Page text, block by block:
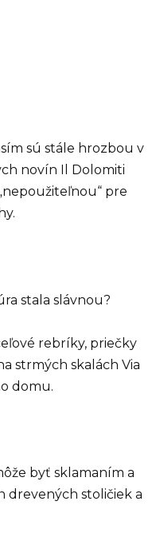
sú stále hrozbou v
novín Il Dolomiti
pre
stala slávnou?
rebríky, priečky
strmých skalách Via
domu.
byť sklamaním a
drevených stoličiek a